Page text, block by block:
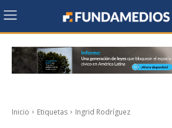
Inicio Etiquetas Ingrid Rodríguez